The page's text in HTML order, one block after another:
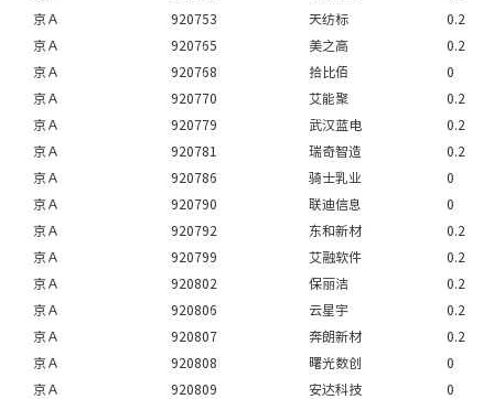
京Ａ
920753 天纺标
0.2
京Ａ
920765 美之高
0.2
京Ａ
920768 拾比佰
0
京Ａ
920770 艾能聚
0.2
京Ａ
920779 武汉蓝电
0.2
京Ａ
920781 瑞奇智造
0.2
京Ａ
920786 骑士乳业
0
京Ａ
920790 联迪信息
0
京Ａ
920792 东和新材
0.2
京Ａ
920799 艾融软件
0.2
京Ａ
920802 保丽洁
0.2
京Ａ
920806 云星宇
0.2
京Ａ
920807 奔朗新材
0.2
京Ａ
920808 曙光数创
0
京Ａ
920809 安达科技
0